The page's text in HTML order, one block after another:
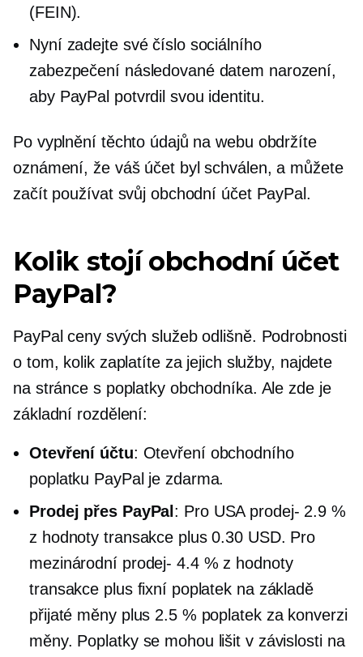
(FEIN).
Nyní zadejte své číslo sociálního
zabezpečení následované datem narození,
aby PayPal potvrdil svou identitu.
Po vyplnění těchto údajů na webu obdržíte
oznámení, že váš účet byl schválen, a můžete
začít používat svůj obchodní účet PayPal.
Kolik stojí obchodní účet
PayPal?
PayPal ceny svých služeb odlišně. Podrobnosti
o tom, kolik zaplatíte za jejich služby, najdete
na stránce s poplatky obchodníka. Ale zde je
základní rozdělení:
Otevření účtu: Otevření obchodního
poplatku PayPal je zdarma.
Prodej přes PayPal : Pro USA prodej- 2.9 %
z hodnoty transakce plus 0.30 USD. Pro
mezinárodní prodej- 4.4 % z hodnoty
transakce plus fixní poplatek na základě
přijaté měny plus 2.5 % poplatek za konverzi
měny. Poplatky se mohou lišit v závislosti na